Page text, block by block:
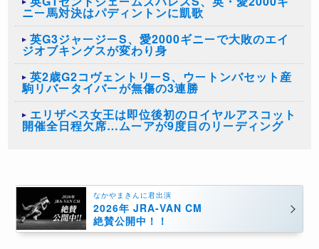
ニー馬対決はパディントンに凱歌
英G3ジャージーS、愛2000ギニーで大敗のエイ
ジオブキングスが変わり身
英2歳G2コヴェントリーS、ウートンバセット産
駒リバータイバーが無傷の3連勝
エリザベス女王は即位後初のロイヤルアスコット
開催全日程欠席…ムーアが9度目のリーディング
なかやまきんに君出演
2026年 JRA-VAN CM
絶賛公開中！！